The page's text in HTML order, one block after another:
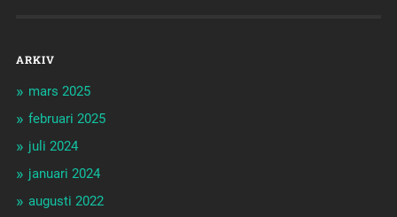
ARKIV
mars 2025
februari 2025
juli 2024
januari 2024
augusti 2022